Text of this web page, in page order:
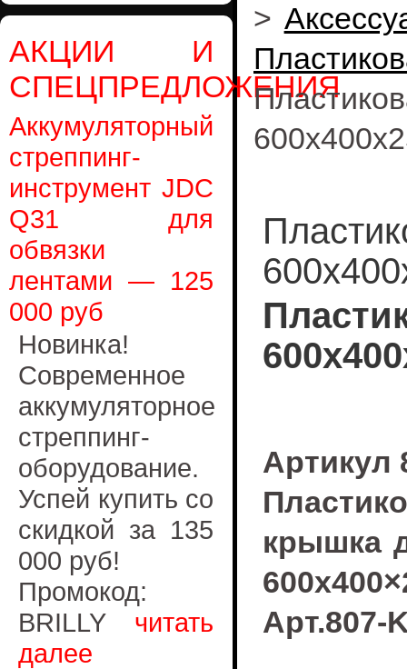
АКЦИИ И
СПЕЦПРЕДЛОЖЕНИЯ
Аккумуляторный
стреппинг-
инструмент JDC
Q31 для
обвязки
лентами — 125
000 руб
Новинка!
Современное
аккумуляторное
стреппинг-
оборудование.
Успей купить со
скидкой за 135
000 руб!
Промокод:
BRILLY читать
далее
>
Артикул
крышка
Арт.807-